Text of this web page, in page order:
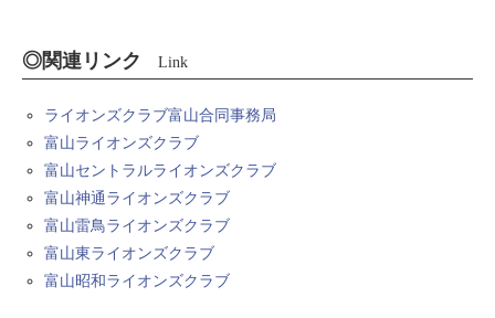
◎関連リンク Link
ライオンズクラブ富山合同事務局
富山ライオンズクラブ
富山セントラルライオンズクラブ
富山神通ライオンズクラブ
富山雷鳥ライオンズクラブ
富山東ライオンズクラブ
富山昭和ライオンズクラブ